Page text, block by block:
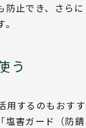
防止でき、さらに
う
用するのもおすす
塩害ガード（防錆